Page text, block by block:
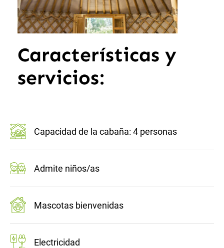
Características y
servicios:
Capacidad de la cabaña: 4 personas
Admite niños/as
Mascotas bienvenidas
Electricidad